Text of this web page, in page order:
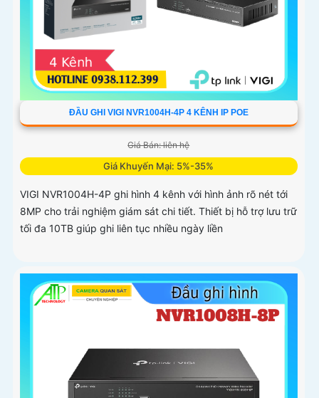
ĐẦU GHI VIGI NVR1004H-4P 4 KÊNH IP POE
Giá Bán: liên hệ
Giá Khuyến Mại: 5%-35%
VIGI NVR1004H-4P ghi hình 4 kênh với hình ảnh rõ nét tới
8MP cho trải nghiệm giám sát chi tiết. Thiết bị hỗ trợ lưu trữ
tối đa 10TB giúp ghi liên tục nhiều ngày liền